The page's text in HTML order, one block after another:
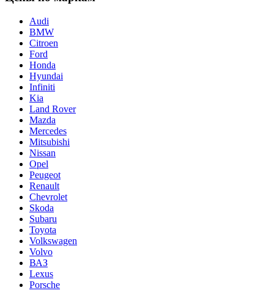
Audi
BMW
Citroen
Ford
Honda
Hyundai
Infiniti
Kia
Land Rover
Mazda
Mercedes
Mitsubishi
Nissan
Opel
Peugeot
Renault
Chevrolet
Skoda
Subaru
Toyota
Volkswagen
Volvo
ВАЗ
Lexus
Porsche